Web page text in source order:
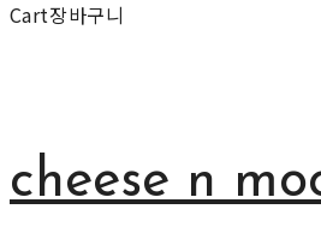
Cart장바구니
cheese n